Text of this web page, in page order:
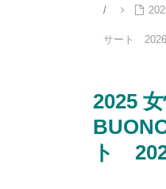
サート
2025
ト